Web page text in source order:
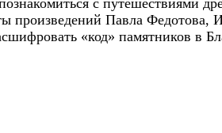
произведений Павла
«код» памятников в